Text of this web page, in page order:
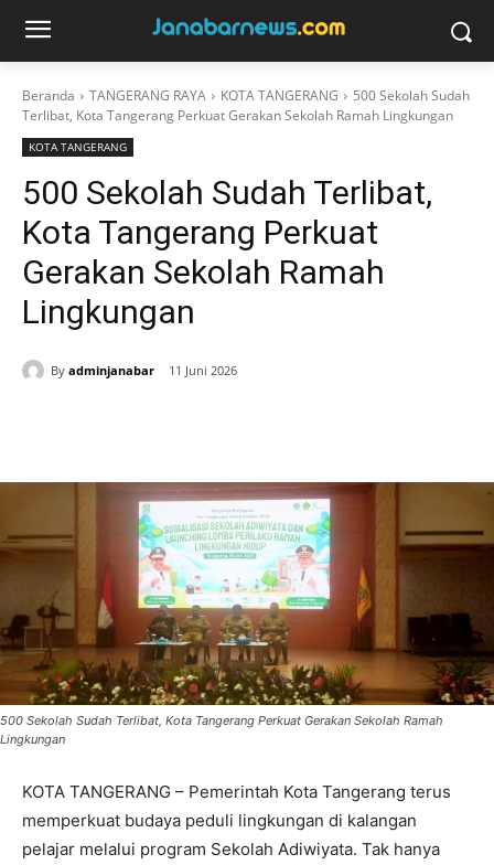
Beranda TANGERANG RAYA KOTA TANGERANG
500 Sekolah Sudah
Terlibat, Kota Tangerang Perkuat Gerakan Sekolah Ramah Lingkungan
KOTA TANGERANG
500 Sekolah Sudah Terlibat,
Kota Tangerang Perkuat
Gerakan Sekolah Ramah
Lingkungan
By adminjanabar 11 Juni 2026
500 Sekolah Sudah Terlibat, Kota Tangerang Perkuat Gerakan Sekolah Ramah
Lingkungan
KOTA TANGERANG – Pemerintah Kota Tangerang terus
memperkuat budaya peduli lingkungan di kalangan
pelajar melalui program Sekolah Adiwiyata. Tak hanya